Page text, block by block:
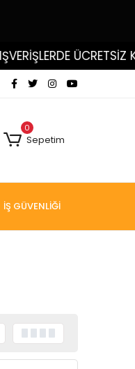
ÜCRETSİZ
0
Sepetim
İŞ GÜVENLİĞİ